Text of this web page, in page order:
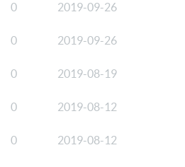
0 2019-09-26
0 2019-09-26
0 2019-08-19
0 2019-08-12
0 2019-08-12